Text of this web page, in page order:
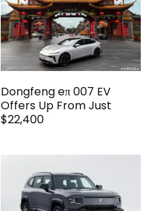
Dongfeng eπ 007 EV
Offers Up From Just
$22,400